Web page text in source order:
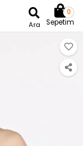
Ara
0
Sepetim